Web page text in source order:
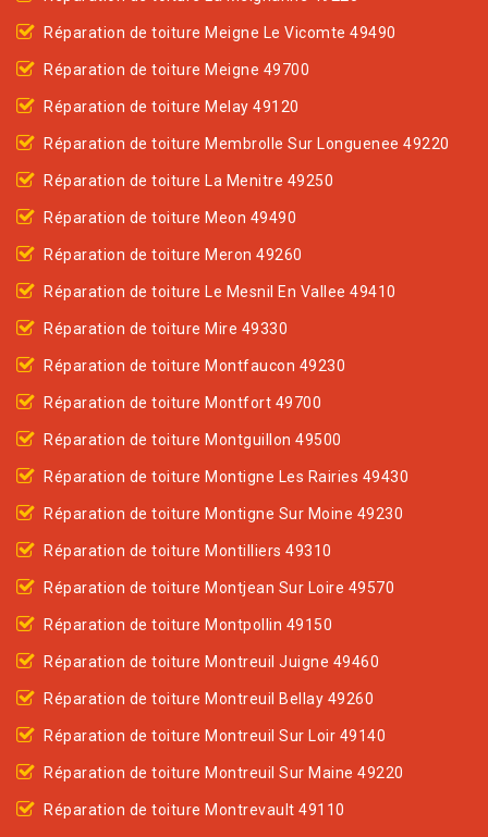
Réparation de toiture Meigne Le Vicomte 49490
Réparation de toiture Meigne 49700
Réparation de toiture Melay 49120
Réparation de toiture Membrolle Sur Longuenee 49220
Réparation de toiture La Menitre 49250
Réparation de toiture Meon 49490
Réparation de toiture Meron 49260
Réparation de toiture Le Mesnil En Vallee 49410
Réparation de toiture Mire 49330
Réparation de toiture Montfaucon 49230
Réparation de toiture Montfort 49700
Réparation de toiture Montguillon 49500
Réparation de toiture Montigne Les Rairies 49430
Réparation de toiture Montigne Sur Moine 49230
Réparation de toiture Montilliers 49310
Réparation de toiture Montjean Sur Loire 49570
Réparation de toiture Montpollin 49150
Réparation de toiture Montreuil Juigne 49460
Réparation de toiture Montreuil Bellay 49260
Réparation de toiture Montreuil Sur Loir 49140
Réparation de toiture Montreuil Sur Maine 49220
Réparation de toiture Montrevault 49110